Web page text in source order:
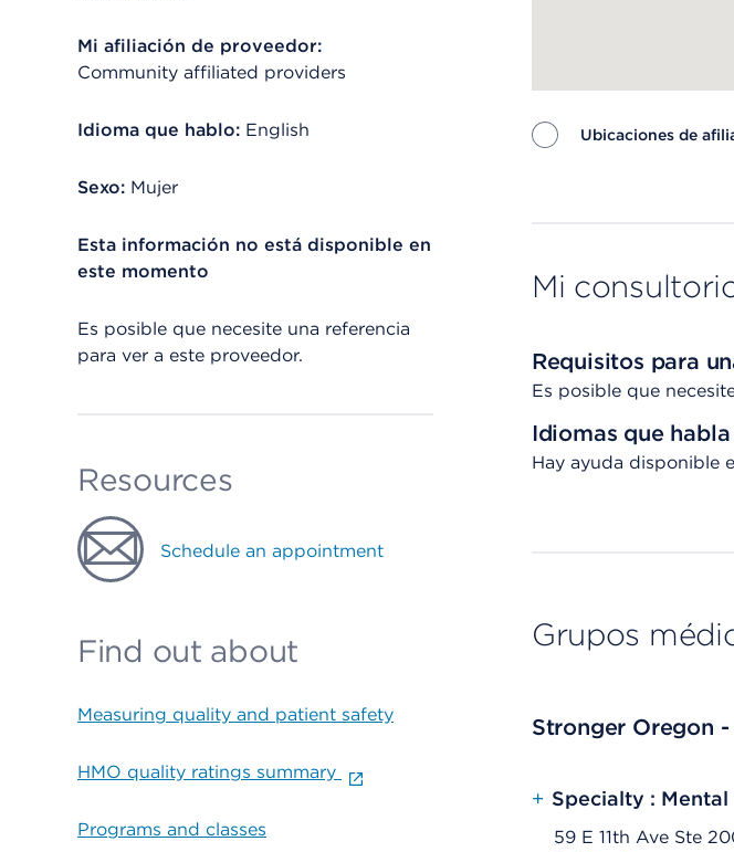
Mi afiliación de proveedor:
Community affiliated providers
Idioma que hablo: English
Sexo: Mujer
Esta información no está disponible en
este momento
Es posible que necesite una referencia
para ver a este proveedor.
Resources
Schedule an appointment
Find out about
Measuring quality and patient safety
HMO quality ratings summary
Programs and classes
Ubicaciones de
Mi
Requisitos para
Es posible que
Idiomas que
Hay ayuda disponible
Grupos
Stronger Oregon -
+ Specialty : Mental
59 E 11th Ave Ste